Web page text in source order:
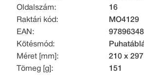
Oldalszám:
16
Raktári kód:
MO4129
EAN:
Kötésmód:
Méret [mm]:
210 x
Tömeg [g]:
151